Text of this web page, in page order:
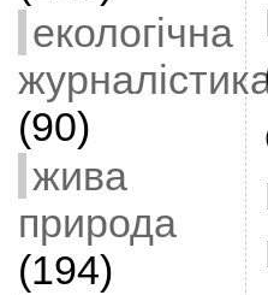
екологічна
(90)
жива
природа
(194)